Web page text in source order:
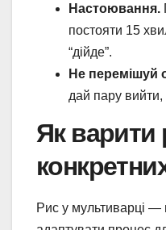
Настоювання.
постояти 15
“дійде”.
Не перемішуй
дай пару
Як варити
Рис у мультиварці —